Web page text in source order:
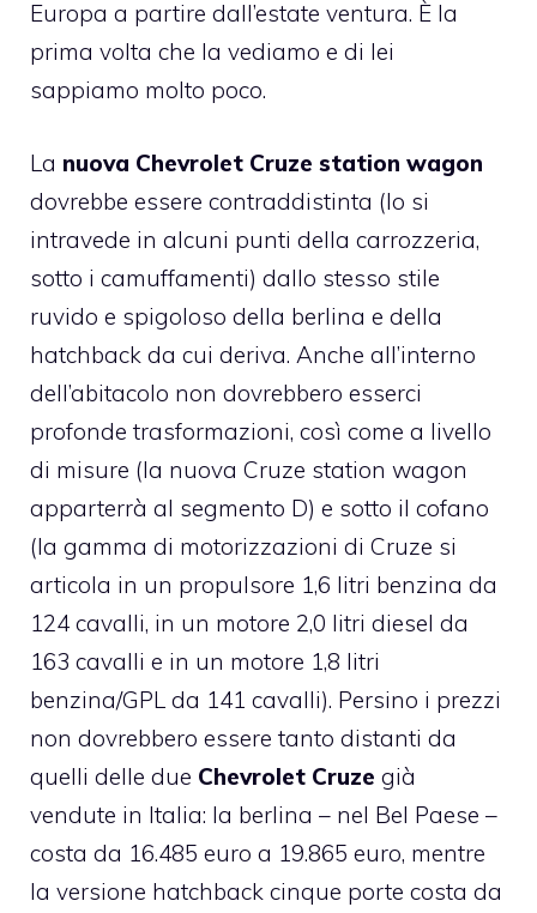
Europa a partire dall’estate ventura. È la
prima volta che la vediamo e di lei
sappiamo molto poco.
La nuova Chevrolet Cruze station wagon
dovrebbe essere contraddistinta (lo si
intravede in alcuni punti della carrozzeria,
sotto i camuffamenti) dallo stesso stile
ruvido e spigoloso della berlina e della
hatchback da cui deriva. Anche all’interno
dell’abitacolo non dovrebbero esserci
profonde trasformazioni, così come a livello
di misure (la nuova Cruze station wagon
apparterrà al segmento D) e sotto il cofano
(la gamma di motorizzazioni di Cruze si
articola in un propulsore 1,6 litri benzina da
124 cavalli, in un motore 2,0 litri diesel da
163 cavalli e in un motore 1,8 litri
benzina/GPL da 141 cavalli). Persino i prezzi
non dovrebbero essere tanto distanti da
quelli delle due Chevrolet Cruze già
vendute in Italia: la berlina – nel Bel Paese –
costa da 16.485 euro a 19.865 euro, mentre
la versione hatchback cinque porte costa da